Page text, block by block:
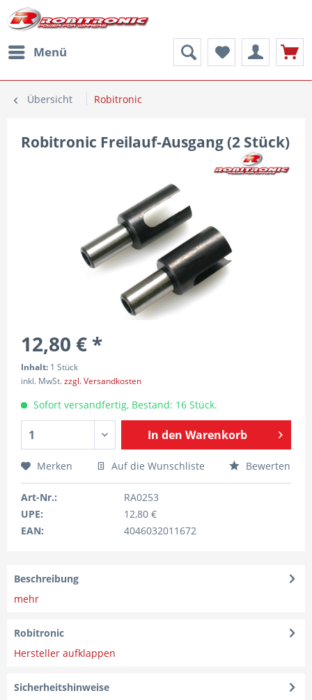
Menü
Übersicht Robitronic
Robitronic Freilauf-Ausgang (2 Stück)
12,80 € *
Inhalt: 1 Stück
inkl. MwSt.zzgl. Versandkosten
Sofort versandfertig, Bestand: 16 Stück.
In den Warenkorb
Merken Auf die Wunschliste Bewerten
Art-Nr.:
RA0253
UPE:
12,80 €
EAN:
4046032011672
Beschreibung
mehr
Robitronic
Hersteller aufklappen
Sicherheitshinweise